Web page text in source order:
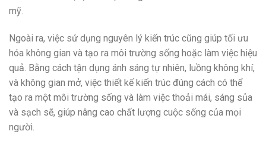
mỹ.
Ngoài ra, việc sử dụng nguyên lý kiến trúc cũng giúp tối ưu
hóa không gian và tạo ra môi trường sống hoặc làm việc hiệu
quả. Bằng cách tận dụng ánh sáng tự nhiên, luồng không khí,
và không gian mở, việc thiết kế kiến trúc đúng cách có thể
tạo ra một môi trường sống và làm việc thoải mái, sáng sủa
và sạch sẽ, giúp nâng cao chất lượng cuộc sống của mọi
người.